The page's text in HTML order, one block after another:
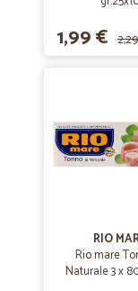
1,99 €
RIO
Rio mare
Naturale 3 x